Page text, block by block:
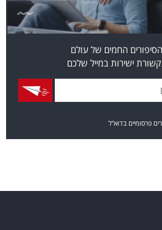
החמים של עולם
ישירות במייל שלכם
פרסומיים בדוא"ל